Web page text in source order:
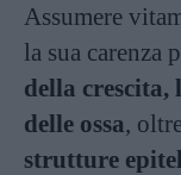
Assumere
la sua carenza
della
delle ossa,
strutture